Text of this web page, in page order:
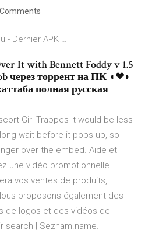
- Dernier APK …
It with Bennett Foddy v 1.5
через торрент на ПК ◖❤◗
полная русская
Girl Trappes It would be less
wait before it pops up, so
over the embed. Aide et
une vidéo promotionnelle
vos ventes de produits,
proposons également des
de logos et des vidéos de
search | Seznam.name.